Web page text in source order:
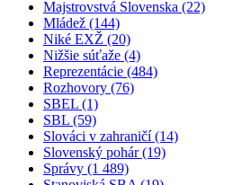
Majstrovstvá Slovenska (22)
Mládež (144)
Niké EXŽ (20)
Nižšie súťaže (4)
Reprezentácie (484)
Rozhovory (76)
SBEL (1)
SBL (59)
Slováci v zahraničí (14)
Slovenský pohár (19)
Správy (1 489)